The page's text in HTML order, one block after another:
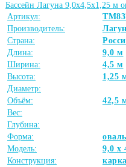
Бассейн Лагуна 9,0х4,5х1,25 м
Артикул:
Производитель:
Страна:
Длина:
9,0 м
Ширина:
4,5 м
Высота:
1,25
Диаметр:
Объём:
42,5
Вес:
Глубина:
Форма:
Модель:
9,0 х
Конструкция: